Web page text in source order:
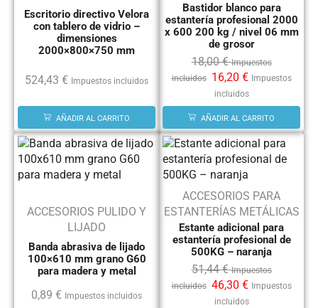
Escritorio directivo Velora
con tablero de vidrio –
dimensiones
2000×800×750 mm
524,43 € Impuestos incluidos
AÑADIR AL CARRITO
Bastidor blanco para
estantería profesional 2000
x 600 200 kg / nivel 06 mm
de grosor
18,00€ Impuestos
incluidos
16,20 € Impuestos
incluidos
AÑADIR AL CARRITO
ACCESORIOS PULIDO Y
LIJADO
Banda abrasiva de lijado
100×610 mm grano G60
para madera y metal
0,89 € Impuestos incluidos
ACCESORIOS PARA
ESTANTERÍAS METÁLICAS
Estante adicional para
estantería profesional de
500KG – naranja
51,44€ Impuestos
incluidos 46,30 €
Impuestos
incluidos